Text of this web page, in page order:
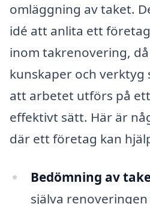
omläggning av taket.
idé att anlita ett
inom takrenovering,
kunskaper och verktyg
att arbetet utförs på
effektivt sätt. Här är
där ett företag kan
Bedömning av
själva